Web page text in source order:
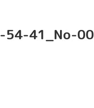
時～20時30分。 「フォト
ト」（ひまわり畑内） 噴水
54-41_No-00